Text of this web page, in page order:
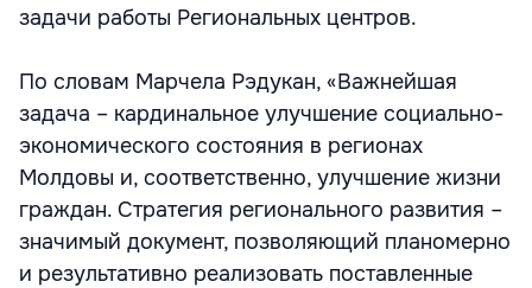
задачи работы Региональных центров.
По словам Марчела Рэдукан, «Важнейшая
задача – кардинальное улучшение социально-
экономического состояния в регионах
Молдовы и, соответственно, улучшение жизни
граждан. Стратегия регионального развития –
значимый документ, позволяющий планомерно
и результативно реализовать поставленные